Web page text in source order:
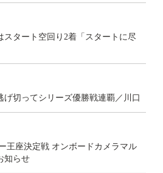
スタート空回り2着「スタートに尽
げ切ってシリーズ優勝戦連覇／川口
王座決定戦 オンボードカメラマル
知らせ